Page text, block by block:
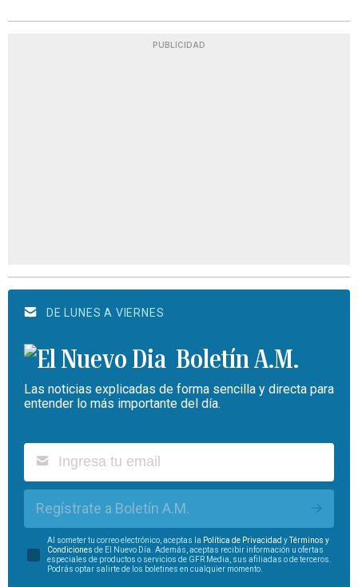
PUBLICIDAD
DE LUNES A VIERNES
Boletín A.M.
Las noticias explicadas de forma sencilla y directa para
entender lo más importante del día.
Regístrate a Boletín A.M.
Al someter tu correo electrónico, aceptas la Política de Privacidad yTérminos y
Condiciones de El Nuevo Día. Además, aceptas recibir información u ofertas
especiales de productos o servicios de GFR Media, sus afiliadas o de terceros.
Podrás optar salirte de los boletines en cualquier momento.